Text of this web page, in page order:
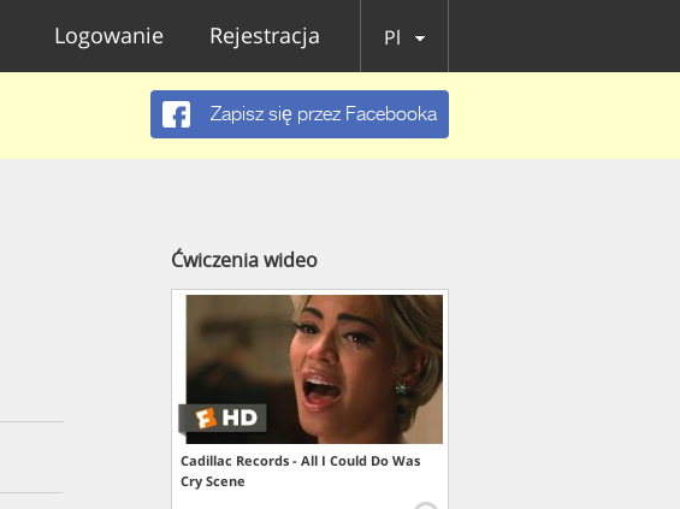
Logowanie Rejestracja Pl
Zapisz się przez Facebooka
Ćwiczenia wideo
Cadillac Records - All I Could Do Was
Cry Scene